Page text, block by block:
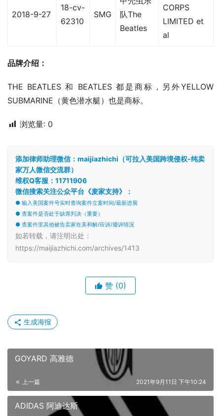
2018-9-27
18-cv-
62310
SMG
队The
Beatles
CORPS
LIMITED et
al
品牌介绍：
THE BEATLES 和 BEATLES 都是商标，另外YELLOW
SUBMARINE（黄色潜水艇）也是商标。
浏览量: 0
添加律师助理微信：maijiazhichi（可拉入美国跨境侵权-纯卖
家万人微信交流群）
维权Q客服：11711906
微信搜索关注公众平台《麦家支持》：
● 输入美国案件号实时查询案件立案时间/最新进展
● 查案件是否处于缺席判决（重要）
● 查案件里其他被告卖家在美和解/应诉/撤诉情况
如若转载，请注明出处：
https://maijiazhichi.com/archives/1413
赞 (0)
生成海报
GOYARD 高雅德
上一篇 2021年9月11日 下午10:24
ADIDAS 阿迪达斯